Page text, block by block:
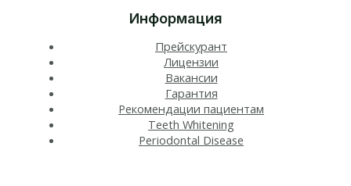
Информация
Прейскурант
Лицензии
Вакансии
Гарантия
Рекомендации пациентам
Teeth Whitening​
Periodontal Disease​